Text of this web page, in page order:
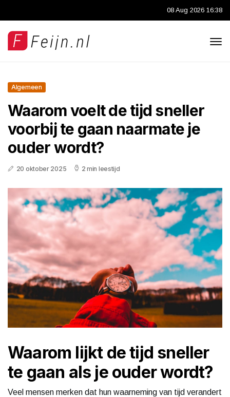
08 Aug 2026 16:38
Algemeen
Waarom voelt de tijd sneller
voorbij te gaan naarmate je
ouder wordt?
20 oktober 2025 2 min leestijd
Waarom lijkt de tijd sneller
te gaan als je ouder wordt?
Veel mensen merken dat hun waarneming van tijd verandert